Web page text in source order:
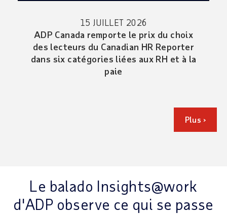
15 JUILLET 2026
ADP Canada remporte le prix du choix
des lecteurs du Canadian HR Reporter
dans six catégories liées aux RH et à la
paie
Plus ›
Le balado Insights@work
d'ADP observe ce qui se passe